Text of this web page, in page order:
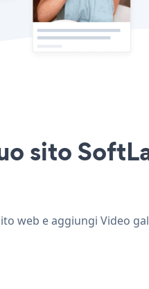
sito
web e aggiungi Video